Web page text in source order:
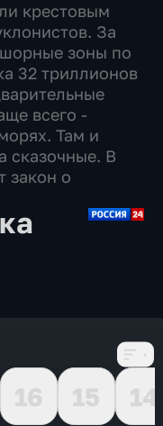
крестовым
За
зоны по
32 триллионов
всего -
Там и
сказочные. В
закон о
16 15
14